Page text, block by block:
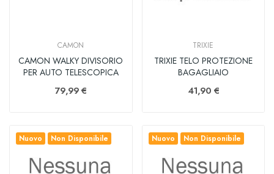
CAMON
CAMON WALKY DIVISORIO
PER AUTO TELESCOPICA
79,99 €
TRIXIE
TRIXIE TELO PROTEZIONE
BAGAGLIAIO
41,90 €
Nuovo Non Disponibile Nuovo Non Disponibile